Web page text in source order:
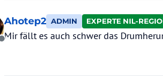
Offline
Ahotep2 ADMIN EXPERTE NIL-
Mir fällt es auch schwer das